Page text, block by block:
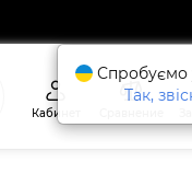
Кабинет
Спробуємо
Так,